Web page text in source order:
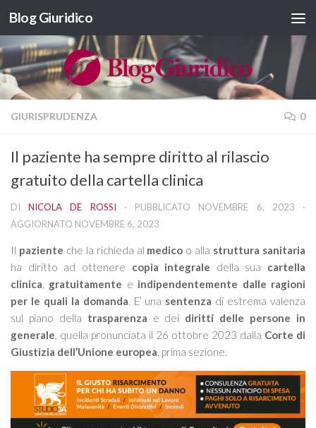
Salta al contenuto
Blog Giuridico
GIURISPRUDENZA 0
Il paziente ha sempre diritto al rilascio
gratuito della cartella clinica
DINICOLA DE ROSSI · PUBBLICATO NOVEMBRE 6, 2023 ·
AGGIORNATO NOVEMBRE 6, 2023
Il paziente che la richieda al medico o alla struttura sanitaria
ha diritto ad ottenere copia integrale della sua cartella
clinica, gratuitamente e indipendentemente dalle ragioni
per le quali la domanda. E’ una sentenza di estrema valenza
sul piano della trasparenza e dei diritti delle persone in
generale, quella pronunciata il 26 ottobre 2023 dalla Corte di
Giustizia dell’Unione europea, prima sezione.